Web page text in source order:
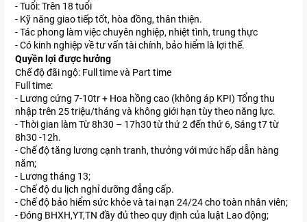
- Tuổi: Trên 18 tuổi
- Kỹ năng giao tiếp tốt, hòa đồng, thân thiện.
- Tác phong làm việc chuyên nghiệp, nhiệt tình, trung thực
- Có kinh nghiệp về tư vấn tài chính, bảo hiểm là lợi thế.
Quyền lợi được hưởng
Chế độ đãi ngộ: Full time và Part time
Full time:
- Lương cứng 7-10tr + Hoa hồng cao (không áp KPI) Tổng thu
nhập trên 25 triệu/tháng và không giới hạn tùy theo năng lực.
- Thời gian làm Từ 8h30 – 17h30 từ thứ 2 đến thứ 6, Sáng t7 từ
8h30 -12h.
- Chế độ tăng lương cạnh tranh, thưởng với mức hấp dẫn hàng
năm;
- Lương tháng 13;
- Chế độ du lịch nghỉ dưỡng đẳng cấp.
- Chế độ bảo hiểm sức khỏe và tai nạn 24/24 cho toàn nhân viên;
- Đóng BHXH,YT,TN đầy đủ theo quy định của luật Lao động;